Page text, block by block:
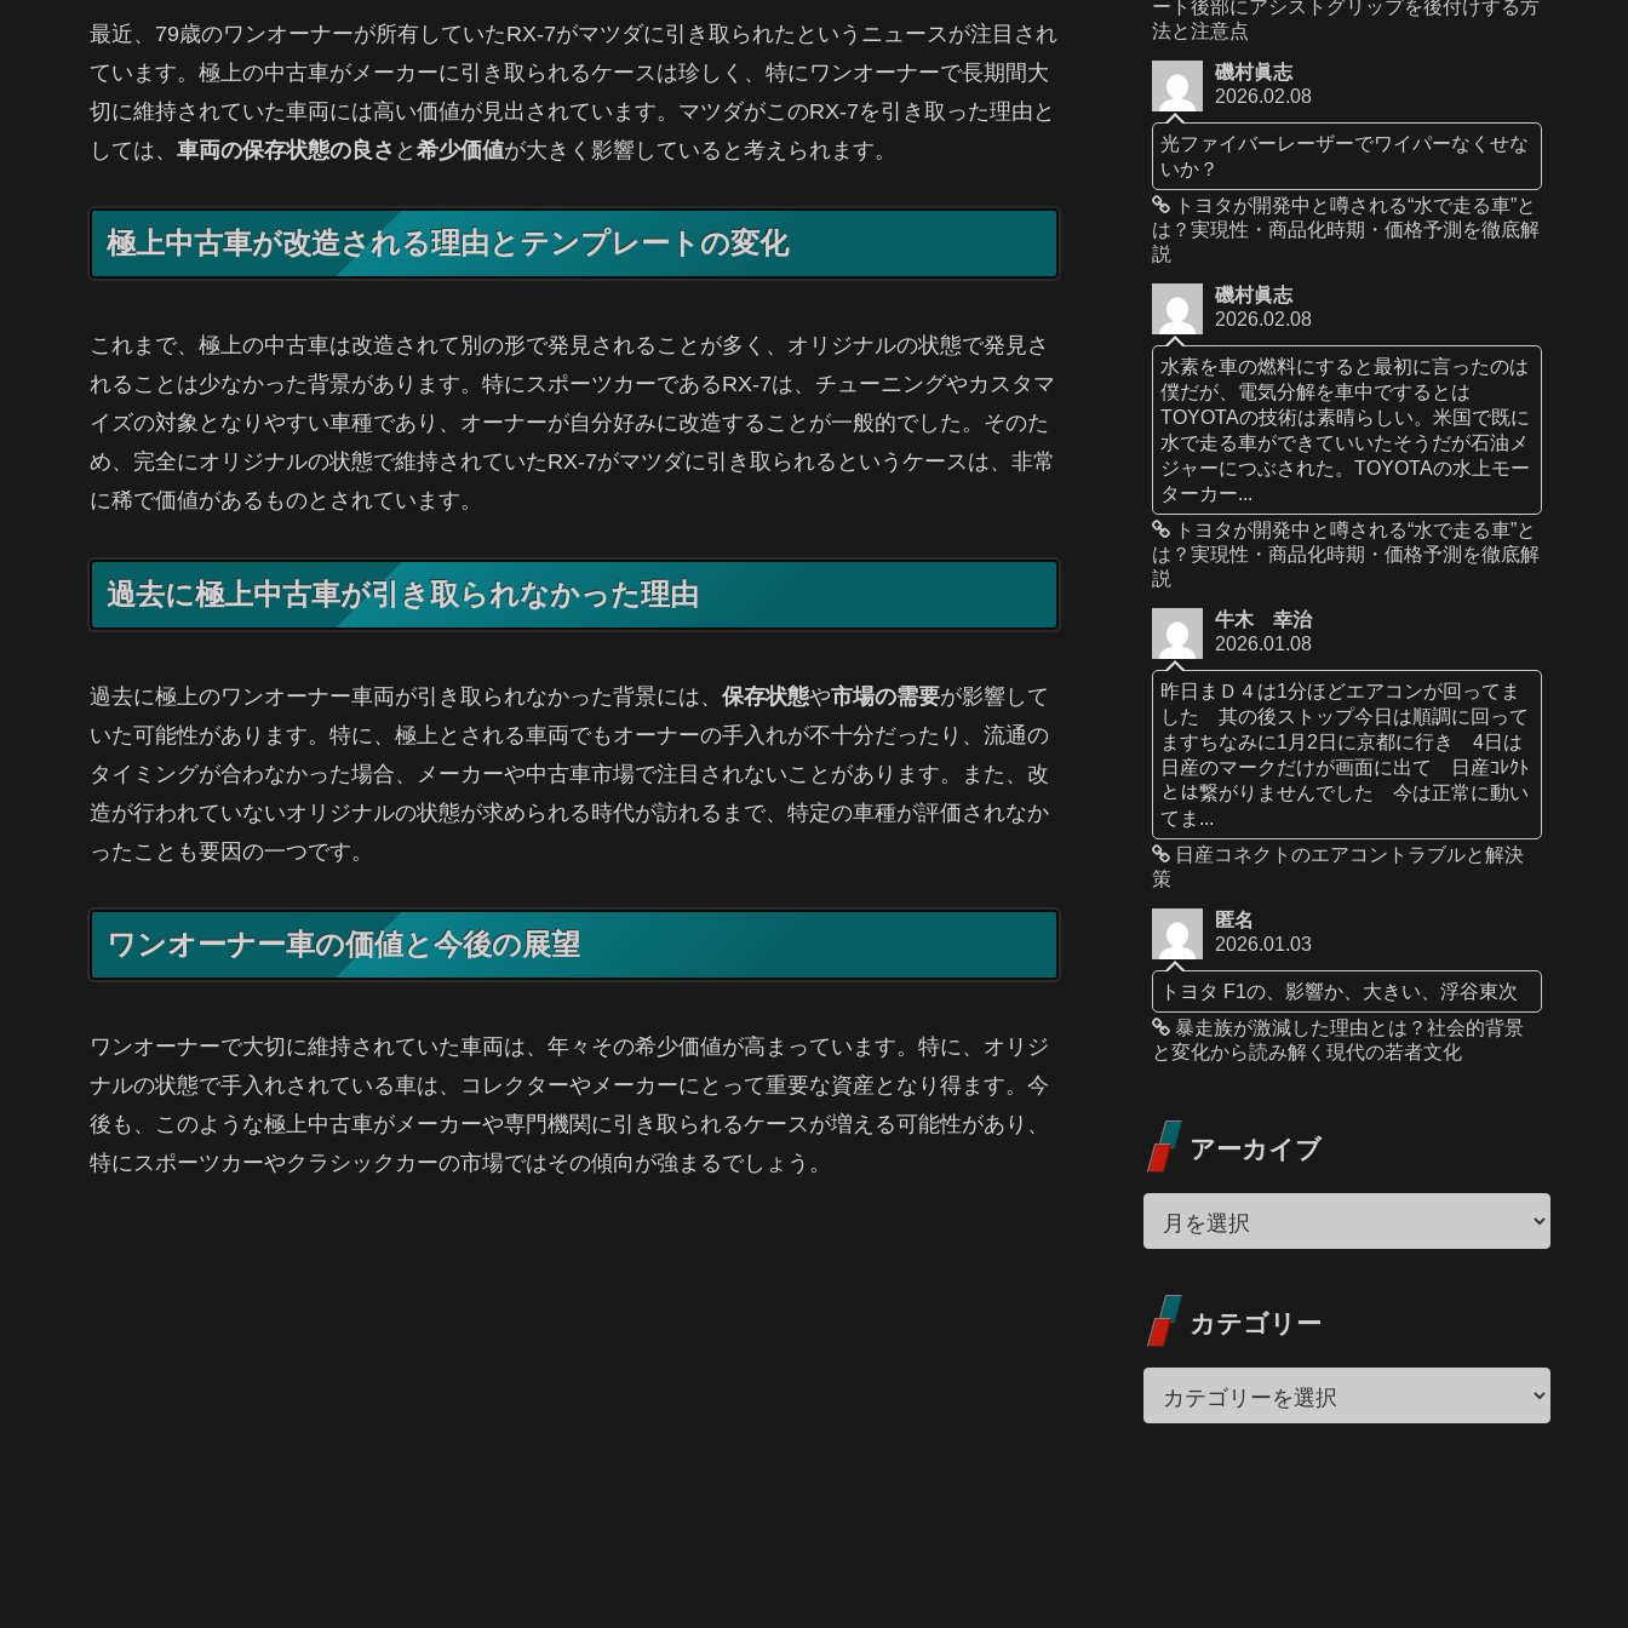
最近、79歳のワンオーナーが所有していたRX-7がマツダに引き取られたというニュースが注目され
ています。極上の中古車がメーカーに引き取られるケースは珍しく、特にワンオーナーで長期間大
切に維持されていた車両には高い価値が見出されています。マツダがこのRX-7を引き取った理由と
しては、 車両の保存状態の良さ と 希少価値が大きく影響していると考えられます。
極上中古車が改造される理由とテンプレートの変化
これまで、極上の中古車は改造されて別の形で発見されることが多く、オリジナルの状態で発見さ
れることは少なかった背景があります。特にスポーツカーであるRX-7は、チューニングやカスタマ
イズの対象となりやすい車種であり、オーナーが自分好みに改造することが一般的でした。そのた
め、完全にオリジナルの状態で維持されていたRX-7がマツダに引き取られるというケースは、非常
に稀で価値があるものとされています。
過去に極上中古車が引き取られなかった理由
過去に極上のワンオーナー車両が引き取られなかった背景には、 保存状態や市場の需要が影響して
いた可能性があります。特に、極上とされる車両でもオーナーの手入れが不十分だったり、流通の
タイミングが合わなかった場合、メーカーや中古車市場で注目されないことがあります。また、改
造が行われていないオリジナルの状態が求められる時代が訪れるまで、特定の車種が評価されなか
ったことも要因の一つです。
ワンオーナー車の価値と今後の展望
ワンオーナーで大切に維持されていた車両は、年々その希少価値が高まっています。特に、オリジ
ナルの状態で手入れされている車は、コレクターやメーカーにとって重要な資産となり得ます。今
後も、このような極上中古車がメーカーや専門機関に引き取られるケースが増える可能性があり、
特にスポーツカーやクラシックカーの市場ではその傾向が強まるでしょう。
ート後部にアシストグリップを後付けする方
法と注意点
磯村眞志
2026.02.08
光ファイバーレーザーでワイパーなくせな
いか？
トヨタが開発中と噂される“水で走る車”と
は？実現性・商品化時期・価格予測を徹底解
説
磯村眞志
2026.02.08
水素を車の燃料にすると最初に言ったのは
僕だが、電気分解を車中でするとは
TOYOTAの技術は素晴らしい。米国で既に
水で走る車ができていいたそうだが石油メ
ジャーにつぶされた。TOYOTAの水上モー
ターカー...
トヨタが開発中と噂される“水で走る車”と
は？実現性・商品化時期・価格予測を徹底解
説
牛木 幸治
2026.01.08
昨日まＤ４は1分ほどエアコンが回ってま
した 其の後ストップ今日は順調に回って
ますちなみに1月2日に京都に行き 4日は
日産のマークだけが画面に出て 日産ｺﾚｸﾄ
とは繋がりませんでした 今は正常に動い
てま...
日産コネクトのエアコントラブルと解決
策
匿名
2026.01.03
トヨタ F1の、影響か、大きい、浮谷東次
暴走族が激減した理由とは？社会的背景
と変化から読み解く現代の若者文化
アーカイブ
カテゴリー